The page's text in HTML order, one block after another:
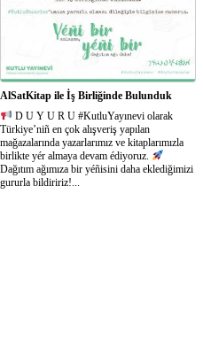
AlSatKitap ile İş Birliğinde Bulunduk
D U Y U R U #KutluYayınevi olarak
Türkiye’niñ en çok alışveriş yapılan
mağazalarında yazarlarımız ve kitaplarımızla
birlikte yér almaya devam édiyoruz.
Dağıtım ağımıza bir yéñisini daha eklediğimizi
gururla bildiririz!...